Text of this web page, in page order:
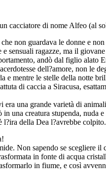
cacciatore di nome Alfeo (al
non guardava le donne e
ragazze, ma il
andò dal figlio
dell?amore, non le
e mentre le stelle della notte
di caccia a Siracusa,
una grande varietà di
una creatura stupenda,
l?ira della Dea l?avrebbe colpito.
Non sapendo se scegliere
in fonte di acqua
in fiume, e così